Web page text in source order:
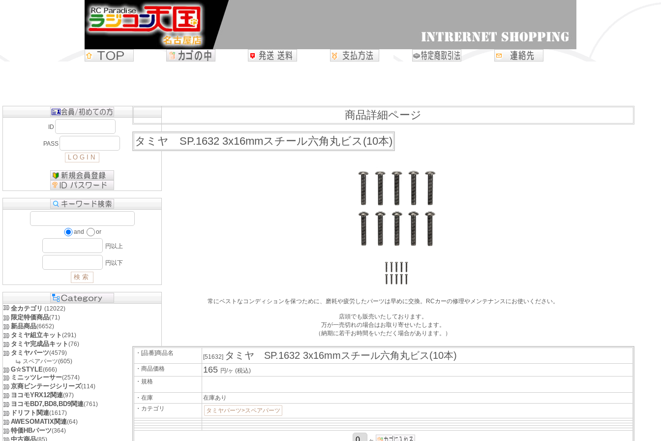
ID
PASS
and or
円以上
円以下
全カテゴリ (12022)
限定特価商品(71)
新品商品(6652)
タミヤ組立キット(291)
タミヤ完成品キット(76)
タミヤパーツ(4579)
スペアパーツ(605)
G☆STYLE(666)
ミニッツレーサー(2574)
京商ビンテージシリーズ(114)
ヨコモYRX12関連(97)
ヨコモBD7,BD8,BD9関連(761)
ドリフト関連(1617)
AWESOMATIX関連(64)
特価HBパーツ(364)
中古商品(85)
商品詳細ページ
タミヤ SP.1632 3x16mmスチール六角丸ビス(10本)
常にベストなコンディションを保つために、磨耗や疲労したパーツは早めに交換。RCカーの修理やメンテナンスにお使いください。
店頭でも販売いたしております。
万が一売切れの場合はお取り寄せいたします。
（納期に若干お時間をいただく場合があります。）
・[品番]商品名
[51632] タミヤ SP.1632 3x16mmスチール六角丸ビス(10本)
・商品価格 165 円/ヶ (税込)
・規格
・在庫
在庫あり
・カテゴリ
タミヤパーツ>スペアパーツ